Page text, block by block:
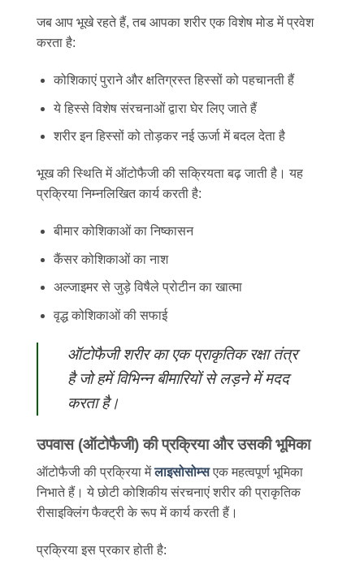
जब आप भूखे रहते हैं, तब आपका शरीर एक विशेष मोड में प्रवेश
करता है:
कोशिकाएं पुराने और क्षतिग्रस्त हिस्सों को पहचानती हैं
ये हिस्से विशेष संरचनाओं द्वारा घेर लिए जाते हैं
शरीर इन हिस्सों को तोड़कर नई ऊर्जा में बदल देता है
भूख की स्थिति में ऑटोफैजी की सक्रियता बढ़ जाती है। यह
प्रक्रिया निम्नलिखित कार्य करती है:
बीमार कोशिकाओं का निष्कासन
कैंसर कोशिकाओं का नाश
अल्जाइमर से जुड़े विषैले प्रोटीन का खात्मा
वृद्ध कोशिकाओं की सफाई
ऑटोफैजी शरीर का एक प्राकृतिक रक्षा तंत्र
है जो हमें विभिन्न बीमारियों से लड़ने में मदद
करता है।
उपवास (ऑटोफैजी) की प्रक्रिया और उसकी भूमिका
ऑटोफैजी की प्रक्रिया मेंलाइसोसोम्सएक महत्वपूर्ण भूमिका
निभाते हैं। ये छोटी कोशिकीय संरचनाएं शरीर की प्राकृतिक
रीसाइक्लिंग फैक्ट्री के रूप में कार्य करती हैं।
प्रक्रिया इस प्रकार होती है: